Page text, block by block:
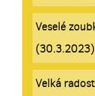
Veselé
(30.3.2023)
Velká